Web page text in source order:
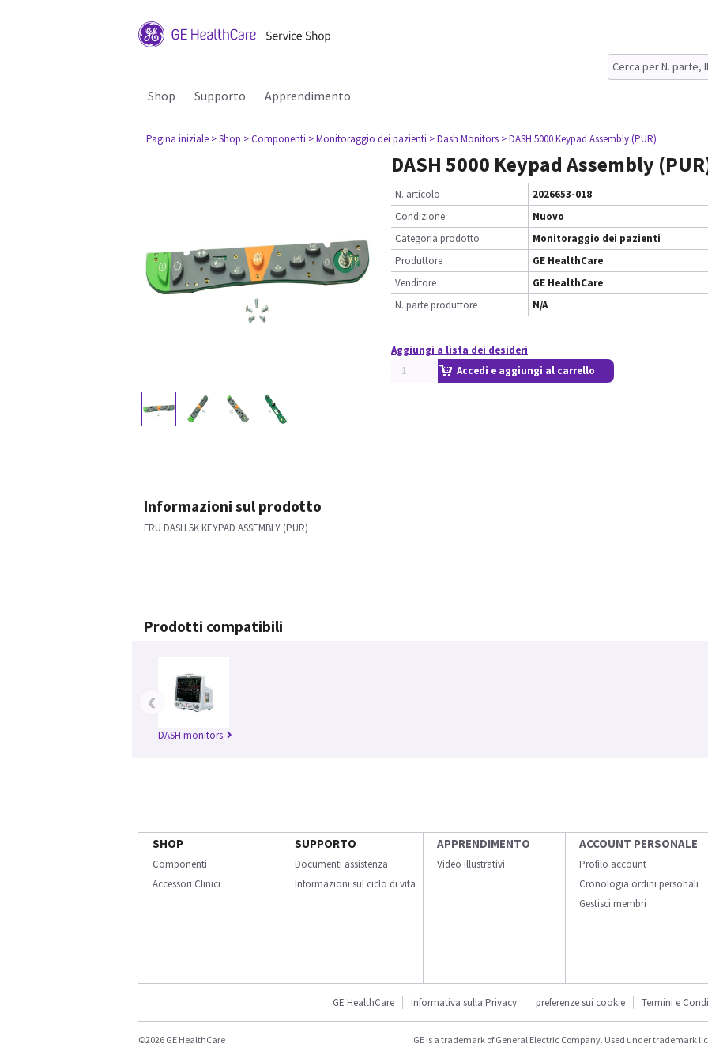
Shop Supporto Apprendimento
Pagina iniziale > Shop > Componenti > Monitoraggio dei pazienti > Dash Monitors > DASH 5000 Keypad Assembly (PUR)
DASH 5000 Keypad Assembly
N. articolo
2026653-018
Condizione
Nuovo
Categoria prodotto
Monitoraggio dei pazienti
Produttore
GE HealthCare
Venditore
GE HealthCare
N. parte produttore
N/A
Aggiungi a lista dei desideri
Accedi e aggiungi al carrello
Informazioni sul prodotto
FRU DASH 5K KEYPAD ASSEMBLY (PUR)
Prodotti compatibili
DASH monitors
‹
SHOP
Componenti
Accessori Clinici
SUPPORTO
Documenti assistenza
Informazioni sul ciclo di vita
APPRENDIMENTO
Video illustrativi
ACCOUNT PERSONALE
Profilo account
Cronologia ordini personali
Gestisci membri
GE HealthCare Informativa sulla Privacy preferenze sui cookie Termini e
©2026 GE HealthCare GE is a trademark of General Electric Company. Used under trademark